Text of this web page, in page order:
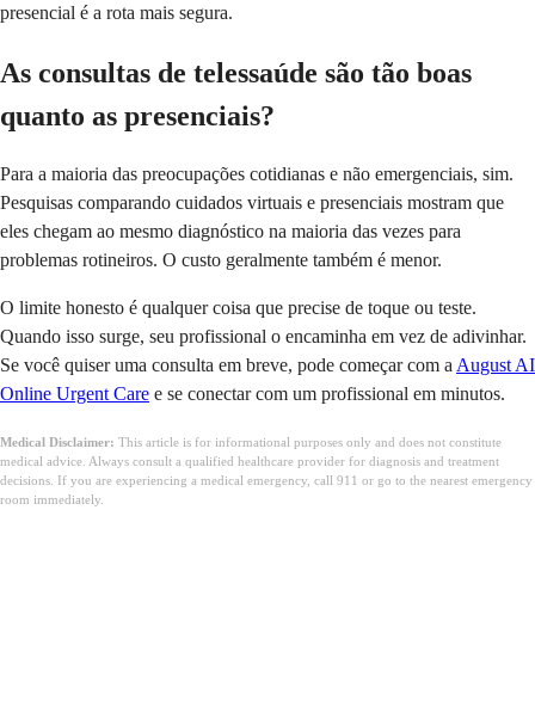
presencial é a rota mais segura.
As consultas de telessaúde são tão boas
quanto as presenciais?
Para a maioria das preocupações cotidianas e não emergenciais, sim.
Pesquisas comparando cuidados virtuais e presenciais mostram que
eles chegam ao mesmo diagnóstico na maioria das vezes para
problemas rotineiros. O custo geralmente também é menor.
O limite honesto é qualquer coisa que precise de toque ou teste.
Quando isso surge, seu profissional o encaminha em vez de adivinhar.
Se você quiser uma consulta em breve, pode começar com aAugust AI
Online Urgent Care e se conectar com um profissional em minutos.
Medical Disclaimer: This article is for informational purposes only and does not constitute
medical advice. Always consult a qualified healthcare provider for diagnosis and treatment
decisions. If you are experiencing a medical emergency, call 911 or go to the nearest emergency
room immediately.